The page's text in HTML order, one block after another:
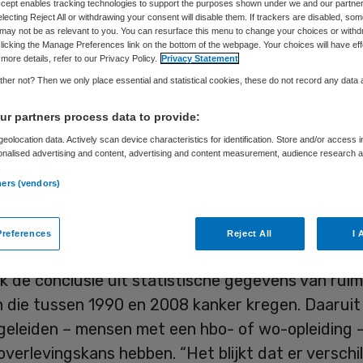
een hogere sociaaleconomische status en
kans om kanker te overleven dan mensen met
Dat blijkt uit een promotieonderzoek van
Kankercentrum Zuid in Eindhoven.
de conclusie uit statistische gegevens van
die tussen 1990 en 2008 kanker kregen.
– mensen met een hbo- of wo-opleiding
hebben. “Het blijkt dat er
enables tracking technologies to support the purposes shown under we and our
Reject All or withdrawing your consent will disable them. If trackers are disabled,
not be as relevant to you. You can resurface this menu to change your choices or
the Manage Preferences link on the bottom of the webpage. Your choices will have
details, refer to our Privacy Policy. Privacy Statement
not? Then we only place essential and statistical cookies, these do not record any data
partners process data to provide:
data. Actively scan device characteristics for identification. Store and/or access
advertising and content, advertising and content measurement, audience research
(vendors)
Reject All I